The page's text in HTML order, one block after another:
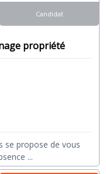
propriété
se propose de vous
...
Candidat